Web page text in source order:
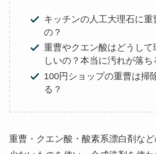
キッチンの人工大理石に重
の？
重曹やクエン酸はどうして
しいの？本当に汚れが落ち
100円ショップの重曹は掃
る？
重曹・クエン酸・酸素系漂白剤な